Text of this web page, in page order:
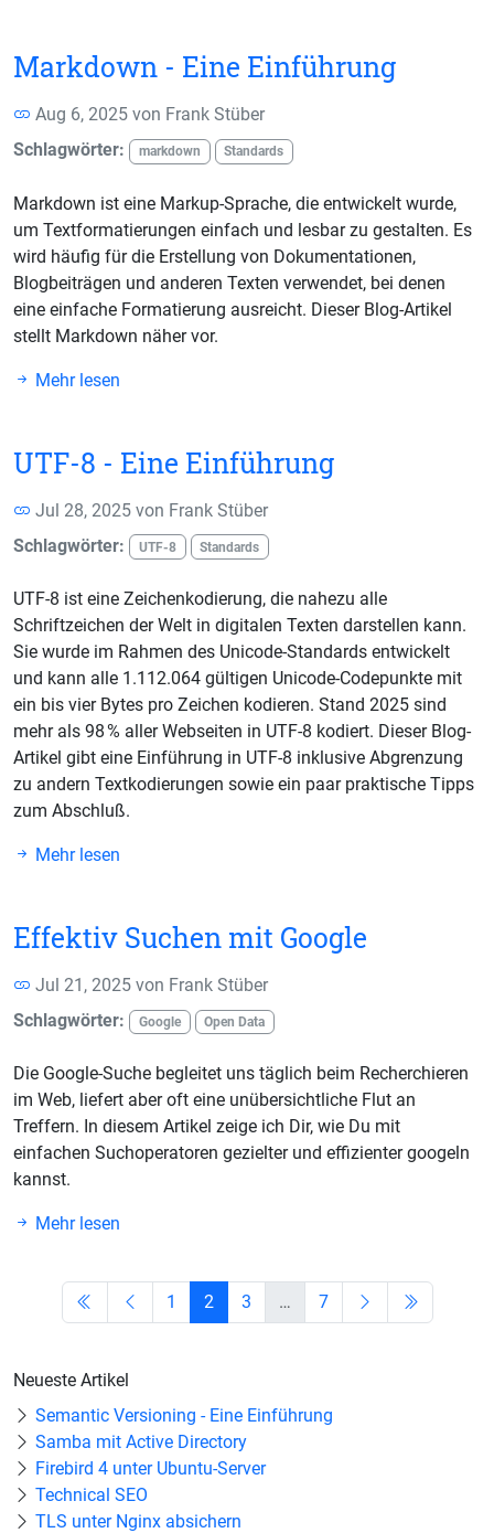
Markdown - Eine Einführung
Aug 6, 2025 von Frank Stüber
Schlagwörter:
markdown Standards
Markdown ist eine Markup-Sprache, die entwickelt wurde,
um Textformatierungen einfach und lesbar zu gestalten. Es
wird häufig für die Erstellung von Dokumentationen,
Blogbeiträgen und anderen Texten verwendet, bei denen
eine einfache Formatierung ausreicht. Dieser Blog-Artikel
stellt Markdown näher vor.
Mehr lesen
UTF-8 - Eine Einführung
Jul 28, 2025 von Frank Stüber
Schlagwörter:
UTF-8 Standards
UTF-8 ist eine Zeichenkodierung, die nahezu alle
Schriftzeichen der Welt in digitalen Texten darstellen kann.
Sie wurde im Rahmen des Unicode-Standards entwickelt
und kann alle 1.112.064 gültigen Unicode-Codepunkte mit
ein bis vier Bytes pro Zeichen kodieren. Stand 2025 sind
mehr als 98 % aller Webseiten in UTF-8 kodiert. Dieser Blog-
Artikel gibt eine Einführung in UTF-8 inklusive Abgrenzung
zu andern Textkodierungen sowie ein paar praktische Tipps
zum Abschluß.
Mehr lesen
Effektiv Suchen mit Google
Jul 21, 2025 von Frank Stüber
Schlagwörter:
Google Open Data
Die Google-Suche begleitet uns täglich beim Recherchieren
im Web, liefert aber oft eine unübersichtliche Flut an
Treffern. In diesem Artikel zeige ich Dir, wie Du mit
einfachen Suchoperatoren gezielter und effizienter googeln
kannst.
Mehr lesen
1 2 3 … 7
Neueste Artikel
Semantic Versioning - Eine Einführung
Samba mit Active Directory
Firebird 4 unter Ubuntu-Server
Technical SEO
TLS unter Nginx absichern